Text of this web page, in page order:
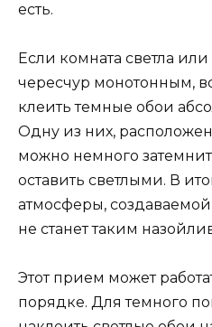
есть.
Если комната светла
чересчур монотонным,
клеить темные обои
Одну из них,
можно немного
оставить светлыми. В
атмосферы,
не станет таким
Этот прием может
порядке. Для темного